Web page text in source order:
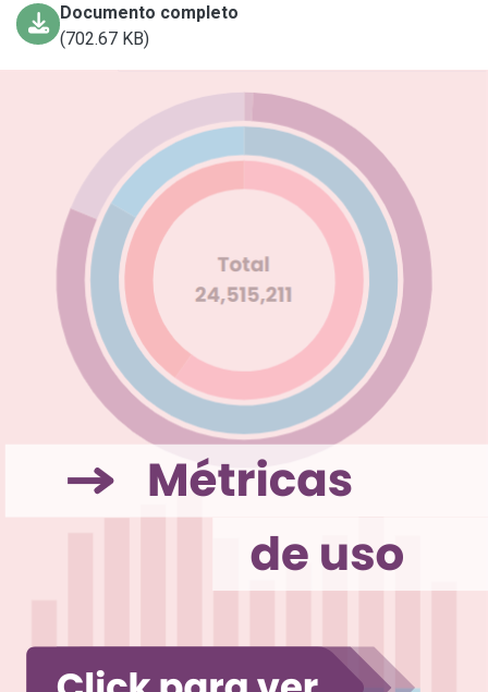
Documento completo
(702.67 KB)